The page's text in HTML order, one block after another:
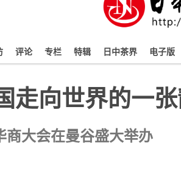
评论 专栏 特辑 日中茶界 电子版
走向世界的一
大会在曼谷盛大举办